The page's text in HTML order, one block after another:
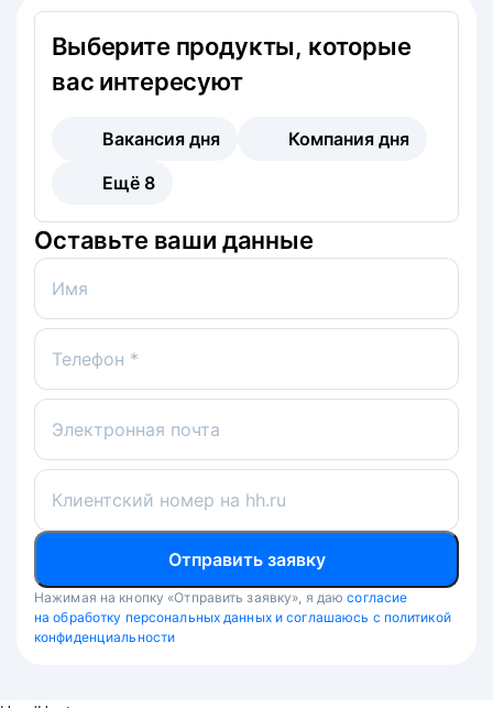
Выберите продукты, которые
вас интересуют
Вакансия дня
Компания дня
Ещё 8
Оставьте ваши данные
Имя
Телефон *
Электронная почта
Клиентский номер на hh.ru
Отправить заявку
Нажимая на кнопку «Отправить заявку», я даю согласие
на обработку персональных данных и соглашаюсь с политикой
конфиденциальности